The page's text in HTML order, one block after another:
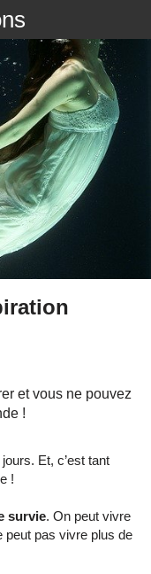
et vous ne pouvez
!
Et, c’est tant
!
survie. On peut vivre
peut pas vivre plus de